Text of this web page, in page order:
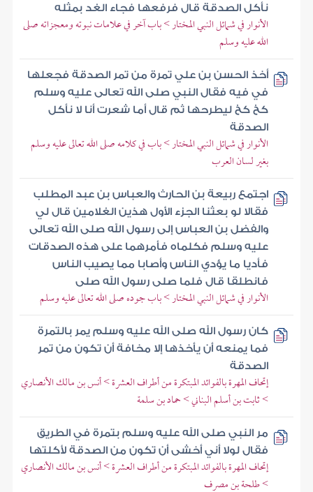
نأكل الصدقة قال فرفعها فجاء الغد بمثله
الأنوار في شمائل النبي المختار > باب آخر في علامات نبوته ومعجزاته صلى
الله عليه وسلم
أخذ الحسن بن علي تمرة من تمر الصدقة فجعلها
في فيه فقال النبي صلى الله تعالى عليه وسلم
كخ كخ ليطرحها ثم قال أما شعرت أنا لا نأكل
الصدقة
الأنوار في شمائل النبي المختار > باب في كلامه صلى الله تعالى عليه وسلم
بغير لسان العرب
اجتمع ربيعة بن الحارث والعباس بن عبد المطلب
فقالا لو بعثنا الجزء الأول هذين الغلامين قال لي
والفضل بن العباس إلى رسول الله صلى الله تعالى
عليه وسلم فكلماه فأمرهما على هذه الصدقات
فأديا ما يؤدي الناس وأصابا مما يصيب الناس
فانطلقا قال فلما صلى رسول الله صلى
الأنوار في شمائل النبي المختار > باب جوده صلى الله تعالى عليه وسلم
كان رسول الله صلى الله عليه وسلم يمر بالتمرة
فما يمنعه أن يأخذها إلا مخافة أن تكون من تمر
الصدقة
إتحاف المهرة بالفوائد المبتكرة من أطراف العشرة > أنس بن مالك الأنصاري
> ثابت بن أسلم البناني > حماد بن سلمة
مر النبي صلى الله عليه وسلم بتمرة في الطريق
فقال لولا أني أخشى أن تكون من الصدقة لأكلتها
إتحاف المهرة بالفوائد المبتكرة من أطراف العشرة > أنس بن مالك الأنصاري
> طلحة بن مصرف